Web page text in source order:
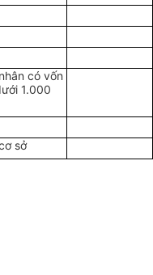
có vốn
1.000
sở